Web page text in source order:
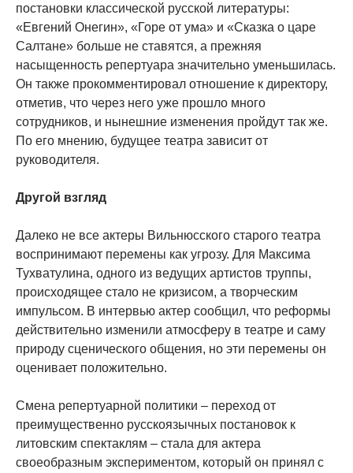
постановки классической русской литературы:
«Евгений Онегин», «Горе от ума» и «Сказка о царе
Салтане» больше не ставятся, а прежняя
насыщенность репертуара значительно уменьшилась.
Он также прокомментировал отношение к директору,
отметив, что через него уже прошло много
сотрудников, и нынешние изменения пройдут так же.
По его мнению, будущее театра зависит от
руководителя.
Другой взгляд
Далеко не все актеры Вильнюсского старого театра
воспринимают перемены как угрозу. Для Максима
Тухватулина, одного из ведущих артистов труппы,
происходящее стало не кризисом, а творческим
импульсом. В интервью актер сообщил, что реформы
действительно изменили атмосферу в театре и саму
природу сценического общения, но эти перемены он
оценивает положительно.
Смена репертуарной политики – переход от
преимущественно русскоязычных постановок к
литовским спектаклям – стала для актера
своеобразным экспериментом, который он принял с